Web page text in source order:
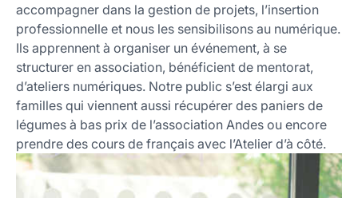
accompagner dans la gestion de projets, l’insertion
professionnelle et nous les sensibilisons au numérique.
Ils apprennent à organiser un événement, à se
structurer en association, bénéficient de mentorat,
d’ateliers numériques. Notre public s’est élargi aux
familles qui viennent aussi récupérer des paniers de
légumes à bas prix de l’association Andes ou encore
prendre des cours de français avec l’Atelier d’à côté.